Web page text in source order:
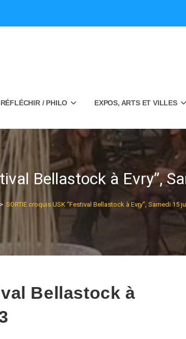
RÉFLÉCHIR / PHILO EXPOS, ARTS ET VILLES
Bellastock à Evry”,
> SORTIE croquis USK “Festival Bellastock à Evry”, Samedi 15
Bellastock à